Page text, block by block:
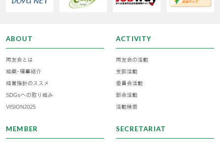
ABOUT ACTIVITY
同友会とは
同友会の活動
組織･理事紹介
支部活動
経営指針のススメ
委員会活動
SDGsへの取り組み
部会活動
VISION2025
活動検索
MEMBER SECRETARIAT